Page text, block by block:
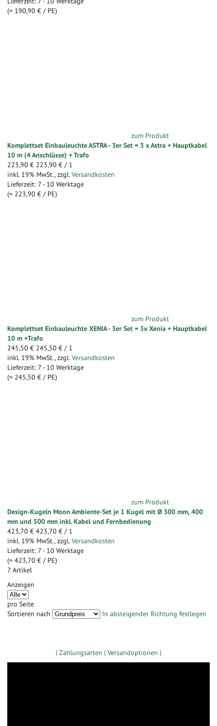
(= 190,90 € / PE)
zum Produkt
Komplettset Einbauleuchte ASTRA - 3er Set = 3 x Astra + Hauptkabel
10 m (4 Anschlüsse) + Trafo
223,90 € 223,90 € / 1
inkl. 19% MwSt., zzgl. Versandkosten
Lieferzeit: 7 - 10 Werktage
(= 223,90 € / PE)
zum Produkt
Komplettset Einbauleuchte XENIA - 3er Set = 3x Xenia + Hauptkabel
10 m +Trafo
245,50 € 245,50 € / 1
inkl. 19% MwSt., zzgl. Versandkosten
Lieferzeit: 7 - 10 Werktage
(= 245,50 € / PE)
zum Produkt
Design-Kugeln Moon Ambiente-Set je 1 Kugel mit Ø 300 mm, 400
mm und 500 mm inkl. Kabel und Fernbedienung
423,70 € 423,70 € / 1
inkl. 19% MwSt., zzgl. Versandkosten
Lieferzeit: 7 - 10 Werktage
(= 423,70 € / PE)
7 Artikel
Anzeigen
pro Seite
Sortieren nach
In absteigender Richtung festlegen
| Zahlungsarten | Versandoptionen |